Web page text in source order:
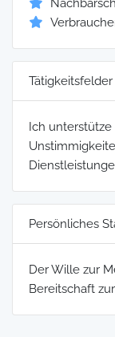
Tätigkeitsfelder
Ich
Persönliches
Der Wille zur
Bereitschaft